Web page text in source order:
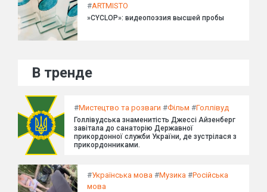
#ARTMISTO
»CYCLOP»: видеопоэзия высшей пробы
В тренде
#Мистецтво та розваги #Фільм #Голлівуд
Голлівудська знаменитість Джессі Айзенберг
завітала до санаторію Державної
прикордонної служби України, де зустрілася з
прикордонниками.
#Українська мова #Музика #Російська
мова